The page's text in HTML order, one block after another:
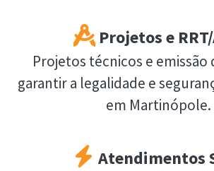
Projetos e
Projetos técnicos e emissão
garantir a legalidade e
em Martinópole.
Atendimentos